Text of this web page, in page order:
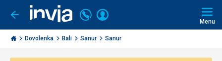
Ísť
späť
Invia.sk
Volajte
+421
2
3221
Prihlásiť
Menu
Dovolenka Bali Sanur Sanur